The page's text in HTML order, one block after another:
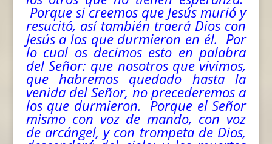
Porque si creemos que Jesús murió y
resucitó, así también traerá Dios con
Jesús a los que durmieron en él. Por
lo cual os decimos esto en palabra
del Señor: que nosotros que vivimos,
que habremos quedado hasta la
venida del Señor, no precederemos a
los que durmieron. Porque el Señor
mismo con voz de mando, con voz
de arcángel, y con trompeta de Dios,